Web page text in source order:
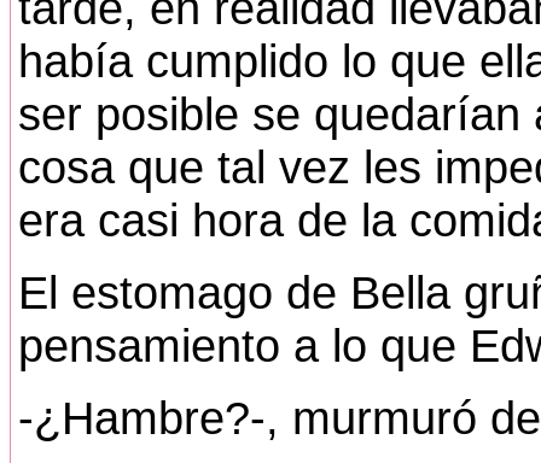
había cumplido lo que
ser posible se
cosa que tal vez les
era casi hora de la
El estomago de Bella
pensamiento a lo que
-¿Hambre?-, murmuró